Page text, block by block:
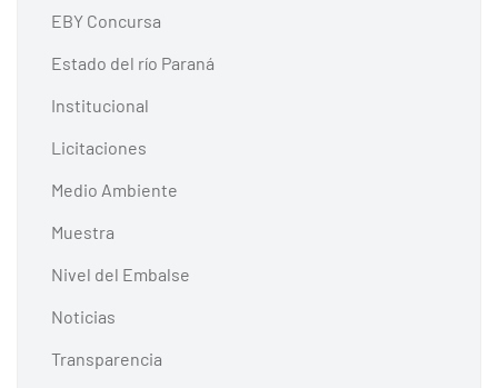
EBY Concursa
Estado del río Paraná
Institucional
Licitaciones
Medio Ambiente
Muestra
Nivel del Embalse
Noticias
Transparencia